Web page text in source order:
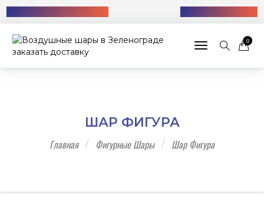
Toggle 0
ШАР ФИГУРА
Главная Фигурные Шары Шар Фигура